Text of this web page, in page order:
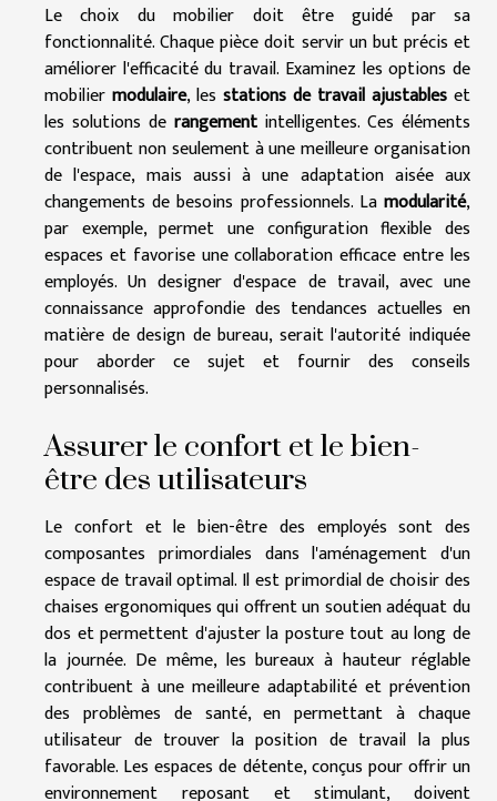
Le choix du mobilier doit être guidé par sa
fonctionnalité. Chaque pièce doit servir un but précis et
améliorer l'efficacité du travail. Examinez les options de
mobilier modulaire, les stations de travail ajustables et
les solutions de rangementintelligentes. Ces éléments
contribuent non seulement à une meilleure organisation
de l'espace, mais aussi à une adaptation aisée aux
changements de besoins professionnels. La modularité,
par exemple, permet une configuration flexible des
espaces et favorise une collaboration efficace entre les
employés. Un designer d'espace de travail, avec une
connaissance approfondie des tendances actuelles en
matière de design de bureau, serait l'autorité indiquée
pour aborder ce sujet et fournir des conseils
personnalisés.
Assurer le confort et le bien-
être des utilisateurs
Le confort et le bien-être des employés sont des
composantes primordiales dans l'aménagement d'un
espace de travail optimal. Il est primordial de choisir des
chaises ergonomiques qui offrent un soutien adéquat du
dos et permettent d'ajuster la posture tout au long de
la journée. De même, les bureaux à hauteur réglable
contribuent à une meilleure adaptabilité et prévention
des problèmes de santé, en permettant à chaque
utilisateur de trouver la position de travail la plus
favorable. Les espaces de détente, conçus pour offrir un
environnement reposant et stimulant, doivent